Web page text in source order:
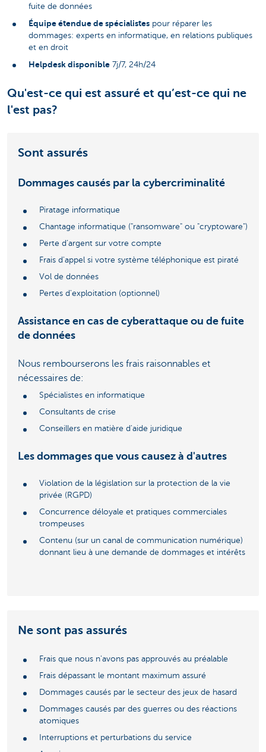
fuite de données
Équipe étendue de spécialistes pour réparer les
dommages: experts en informatique, en relations publiques
et en droit
Helpdesk disponible 7j/7, 24h/24
Qu'est-ce qui est assuré et qu’est-ce qui ne
l'est pas?
Sont assurés
Dommages causés par la cybercriminalité
Piratage informatique
Chantage informatique ("ransomware" ou "cryptoware")
Perte d’argent sur votre compte
Frais d'appel si votre système téléphonique est piraté
Vol de données
Pertes d'exploitation (optionnel)
Assistance en cas de cyberattaque ou de fuite
de données
Nous rembourserons les frais raisonnables et
nécessaires de:
Spécialistes en informatique
Consultants de crise
Conseillers en matière d'aide juridique
Les dommages que vous causez à d'autres
Violation de la législation sur la protection de la vie
privée (RGPD)
Concurrence déloyale et pratiques commerciales
trompeuses
Contenu (sur un canal de communication numérique)
donnant lieu à une demande de dommages et intérêts
Ne sont pas assurés
Frais que nous n'avons pas approuvés au préalable
Frais dépassant le montant maximum assuré
Dommages causés par le secteur des jeux de hasard
Dommages causés par des guerres ou des réactions
atomiques
Interruptions et perturbations du service